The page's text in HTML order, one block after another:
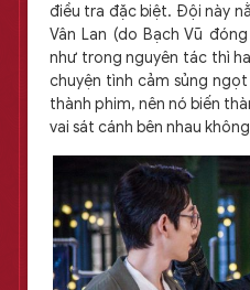
điều tra đặc biệt. Đội này
Vân Lan (do Bạch Vũ
như trong nguyên tác thì
chuyện tình cảm sủng
thành phim, nên nó biến
vai sát cánh bên nhau